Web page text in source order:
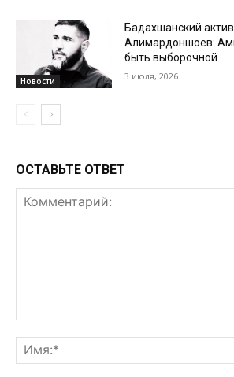
Новости
Бадахшанский
Алимардоншоев:
быть выборочной
3 июля, 2026
ОСТАВЬТЕ ОТВЕТ